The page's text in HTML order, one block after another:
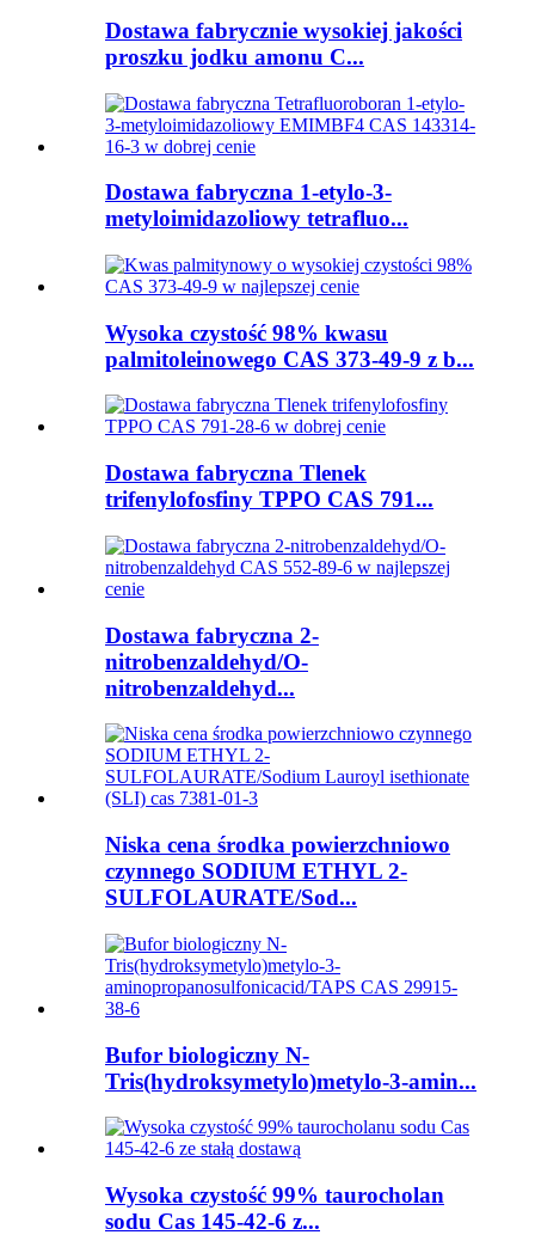
Dostawa fabrycznie wysokiej jakości
proszku jodku amonu C...
Dostawa fabryczna 1-etylo-3-
metyloimidazoliowy tetrafluo...
Wysoka czystość 98% kwasu
palmitoleinowego CAS 373-49-9 z b...
Dostawa fabryczna Tlenek
trifenylofosfiny TPPO CAS 791...
Dostawa fabryczna 2-
nitrobenzaldehyd/O-
nitrobenzaldehyd...
Niska cena środka powierzchniowo
czynnego SODIUM ETHYL 2-
SULFOLAURATE/Sod...
Bufor biologiczny N-
Tris(hydroksymetylo)metylo-3-amin...
Wysoka czystość 99% taurocholan
sodu Cas 145-42-6 z...